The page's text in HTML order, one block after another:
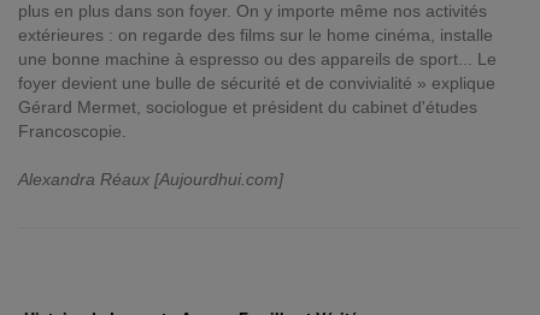
plus en plus dans son foyer. On y importe même nos activités
extérieures : on regarde des films sur le home cinéma, installe
une bonne machine à espresso ou des appareils de sport... Le
foyer devient une bulle de sécurité et de convivialité » explique
Gérard Mermet, sociologue et président du cabinet d'études
Francoscopie.
Alexandra Réaux [Aujourdhui.com]